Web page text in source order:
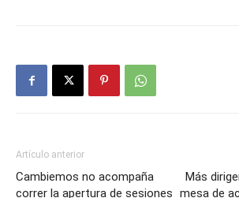
Artículo anterior
Cambiemos no acompaña
correr la apertura de sesiones
Más
mesa de